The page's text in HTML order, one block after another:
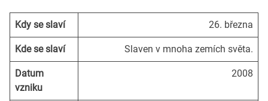
Kdy se slaví 26. března
Kde se slaví Slaven v mnoha zemích světa.
Datum
vzniku
2008